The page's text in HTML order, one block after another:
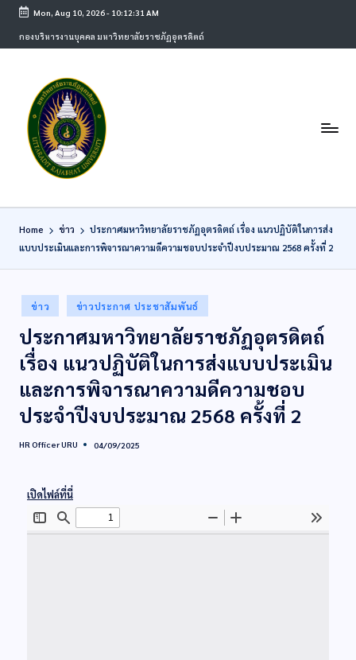
Mon, Aug 10, 2026- 10:12:31 AM
กองบริหารงานบุคคล มหาวิทยาลัยราชภัฏอุตรดิตถ์
Home ข่าว
ประกาศมหาวิทยาลัยราชภัฏอุตรดิตถ์ เรื่อง แนวปฏิบัติในการส่ง
แบบประเมินและการพิจารณาความดีความชอบประจำปีงบประมาณ 2568 ครั้งที่ 2
ข่าว ข่าวประกาศ ประชาสัมพันธ์
ประกาศมหาวิทยาลัยราชภัฏอุตรดิตถ์
เรื่อง แนวปฏิบัติในการส่งแบบประเมิน
และการพิจารณาความดีความชอบ
ประจำปีงบประมาณ 2568 ครั้งที่ 2
HR Officer URU 04/09/2025
เปิดไฟล์ที่นี่